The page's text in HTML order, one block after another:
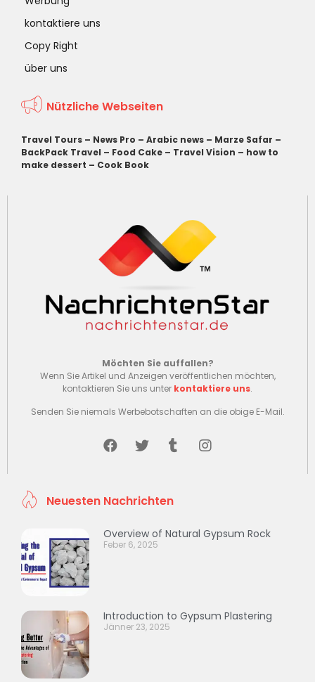
kontaktiere uns
Copy Right
über uns
Nützliche Webseiten
Travel Tours – News Pro – Arabic news – Marze Safar –
BackPack Travel – Food Cake – Travel Vision – how to
make dessert – Cook Book
Möchten Sie auffallen?
Wenn Sie Artikel und Anzeigen veröffentlichen möchten,
kontaktieren Sie uns unter kontaktiere uns.
Senden Sie niemals Werbebotschaften an die obige E-Mail.
Neuesten Nachrichten
Overview of Natural Gypsum Rock
Feber 6, 2025
Introduction to Gypsum Plastering
Jänner 23, 2025